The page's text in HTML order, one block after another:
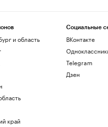
и область
край
Социальные
ВКонтакте
Telegram
Дзен